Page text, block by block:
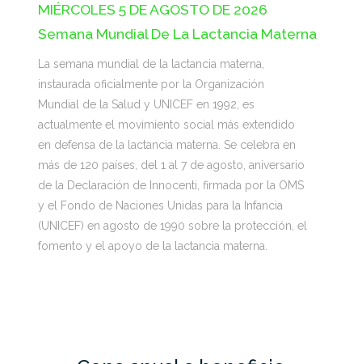
MIÉRCOLES 5 DE AGOSTO DE 2026
Semana Mundial De La Lactancia Materna
La semana mundial de la lactancia materna,
instaurada oficialmente por la Organización
Mundial de la Salud y UNICEF en 1992, es
actualmente el movimiento social más extendido
en defensa de la lactancia materna. Se celebra en
más de 120 países, del 1 al 7 de agosto, aniversario
de la Declaración de Innocenti, firmada por la OMS
y el Fondo de Naciones Unidas para la Infancia
(UNICEF) en agosto de 1990 sobre la protección, el
fomento y el apoyo de la lactancia materna.